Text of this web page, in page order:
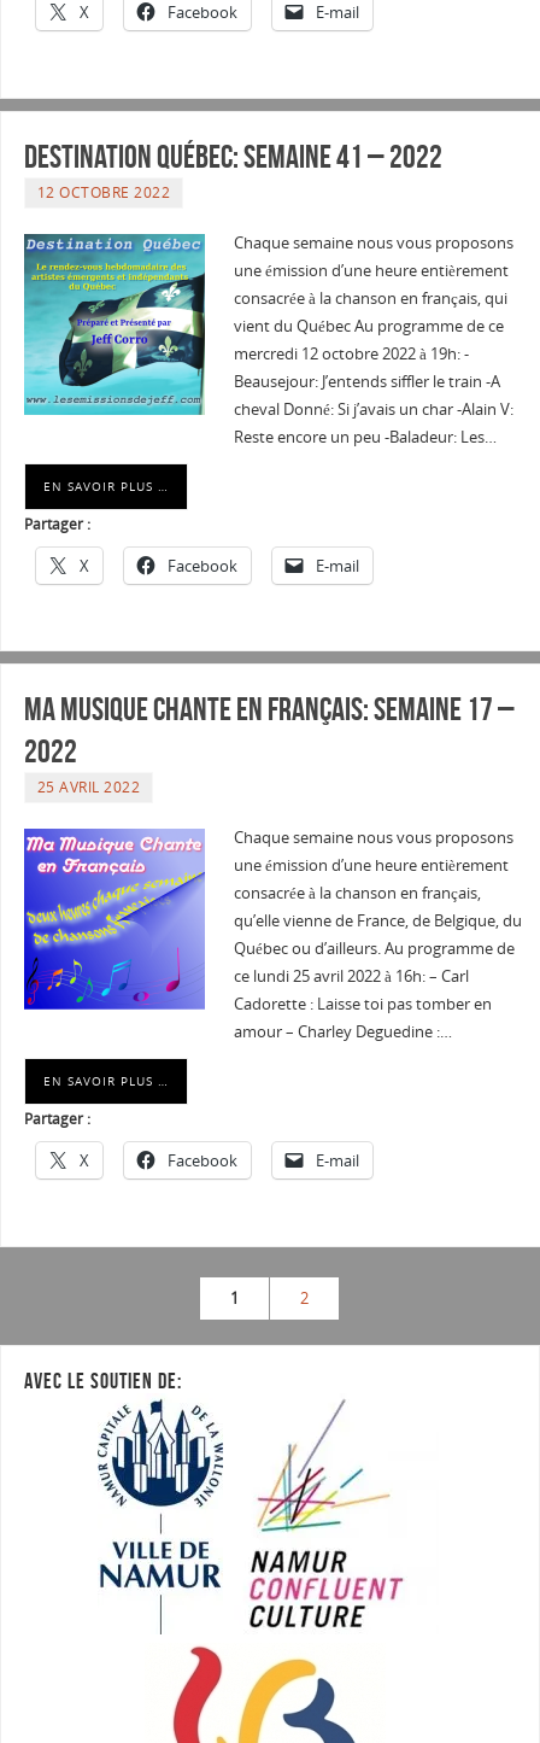
X Facebook E-mail
Destination Québec: Semaine 41 – 2022
12 OCTOBRE 2022
Chaque semaine nous vous proposons
une émission d’une heure entièrement
consacrée à la chanson en français, qui
vient du Québec Au programme de ce
mercredi 12 octobre 2022 à 19h: -
Beausejour: J’entends siffler le train -A
cheval Donné: Si j’avais un char -Alain V:
Reste encore un peu -Baladeur: Les…
EN SAVOIR PLUS …
Partager :
X Facebook E-mail
Ma musique chante en Français: Semaine 17 –
2022
25 AVRIL 2022
Chaque semaine nous vous proposons
une émission d’une heure entièrement
consacrée à la chanson en français,
qu’elle vienne de France, de Belgique, du
Québec ou d’ailleurs. Au programme de
ce lundi 25 avril 2022 à 16h: – Carl
Cadorette : Laisse toi pas tomber en
amour – Charley Deguedine :…
EN SAVOIR PLUS …
Partager :
X Facebook E-mail
1 2
AVEC LE SOUTIEN DE: